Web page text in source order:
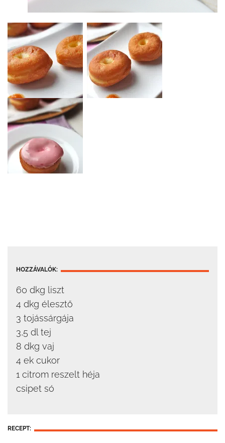
HOZZÁVALÓK:
60 dkg liszt
4 dkg élesztő
3 tojássárgája
3,5 dl tej
8 dkg vaj
4 ek cukor
1 citrom reszelt héja
csipet só
RECEPT: